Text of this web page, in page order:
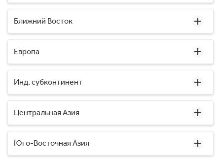
Ближний Восток
Европа
Инд. субконтинент
Центральная Азия
Юго-Восточная Азия